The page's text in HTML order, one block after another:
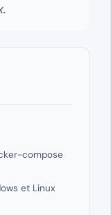
compose
et Linux